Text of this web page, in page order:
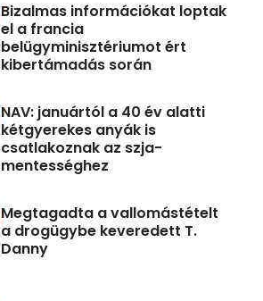
Bizalmas információkat loptak
el a francia
belügyminisztériumot ért
kibertámadás során
NAV: januártól a 40 év alatti
kétgyerekes anyák is
csatlakoznak az szja-
mentességhez
Megtagadta a vallomástételt
a drogügybe keveredett T.
Danny